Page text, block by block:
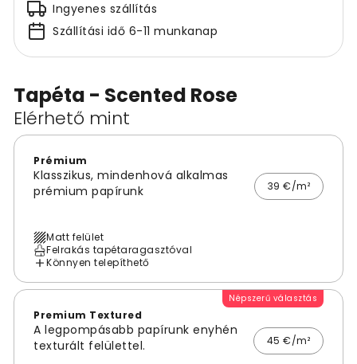
Tapéta - Scented Rose
Elérhető mint
Prémium
Klasszikus, mindenhová alkalmas
prémium papírunk
39 €/m²
Matt felület
Felrakás tapétaragasztóval
Könnyen telepíthető
Népszerű választás
Premium Textured
A legpompásabb papírunk enyhén
texturált felülettel.
45 €/m²
Ingyenes szállítás
Szállítási idő 6-11 munkanap